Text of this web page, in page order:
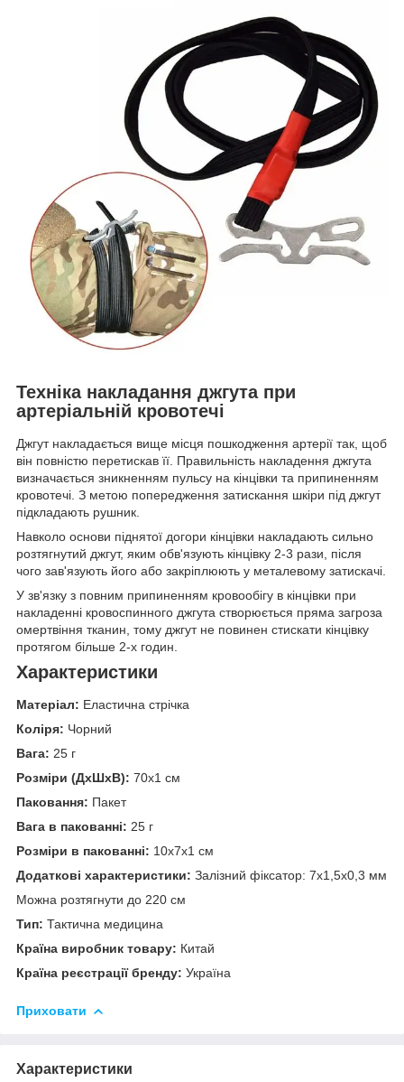
Техніка накладання джгута при
артеріальній кровотечі
Джгут накладається вище місця пошкодження артерії так, щоб
він повністю перетискав її. Правильність накладення джгута
визначається зникненням пульсу на кінцівки та припиненням
кровотечі. З метою попередження затискання шкіри під джгут
підкладають рушник.
Навколо основи піднятої догори кінцівки накладають сильно
розтягнутий джгут, яким обв'язують кінцівку 2-3 рази, після
чого зав'язують його або закріплюють у металевому затискачі.
У зв'язку з повним припиненням кровообігу в кінцівки при
накладенні кровоспинного джгута створюється пряма загроза
омертвіння тканин, тому джгут не повинен стискати кінцівку
протягом більше 2-х годин.
Характеристики
Матеріал: Еластична стрічка
Коліря: Чорний
Вага: 25 г
Розміри (ДхШхВ): 70х1 см
Паковання: Пакет
Вага в пакованні: 25 г
Розміри в пакованні: 10х7х1 см
Додаткові характеристики: Залізний фіксатор: 7х1,5х0,3 мм
Можна розтягнути до 220 см
Тип: Тактична медицина
Країна виробник товару: Китай
Країна реєстрації бренду: Україна
Приховати
Характеристики